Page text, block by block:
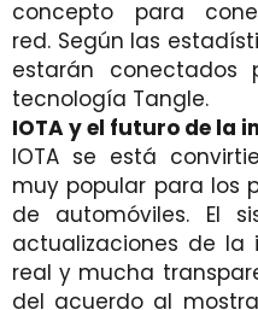
concepto para
red. Según las
estarán conectados
tecnología Tangle.
IOTA y el futuro de la
IOTA se está
muy popular para los
de automóviles. El
actualizaciones de la
real y mucha
del acuerdo al